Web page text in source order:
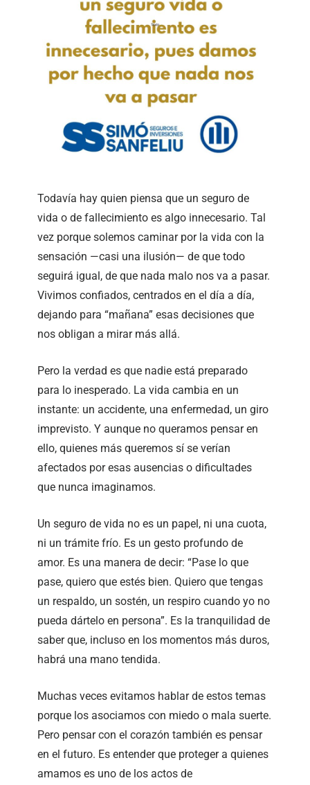
Todavía hay quien piensa que un seguro de
vida o de fallecimiento es algo innecesario. Tal
vez porque solemos caminar por la vida con la
sensación —casi una ilusión— de que todo
seguirá igual, de que nada malo nos va a pasar.
Vivimos confiados, centrados en el día a día,
dejando para “mañana” esas decisiones que
nos obligan a mirar más allá.
Pero la verdad es que nadie está preparado
para lo inesperado. La vida cambia en un
instante: un accidente, una enfermedad, un giro
imprevisto. Y aunque no queramos pensar en
ello, quienes más queremos sí se verían
afectados por esas ausencias o dificultades
que nunca imaginamos.
Un seguro de vida no es un papel, ni una cuota,
ni un trámite frío. Es un gesto profundo de
amor. Es una manera de decir: “Pase lo que
pase, quiero que estés bien. Quiero que tengas
un respaldo, un sostén, un respiro cuando yo no
pueda dártelo en persona”. Es la tranquilidad de
saber que, incluso en los momentos más duros,
habrá una mano tendida.
Muchas veces evitamos hablar de estos temas
porque los asociamos con miedo o mala suerte.
Pero pensar con el corazón también es pensar
en el futuro. Es entender que proteger a quienes
amamos es uno de los actos de